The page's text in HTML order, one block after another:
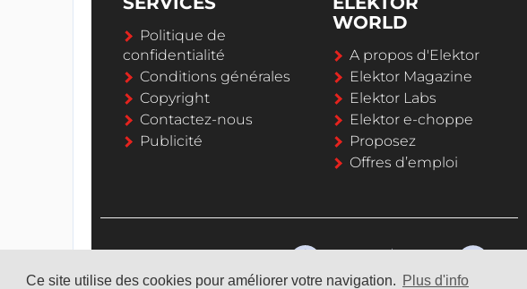
Ce site utilise des cookies pour améliorer votre navigation. Plus d'info
Politique de
confidentialité
Conditions générales
Copyright
Contactez-nous
Publicité
WORLD
A propos d'Elektor
Elektor Magazine
Elektor Labs
Elektor e-choppe
Proposez
Offres d’emploi